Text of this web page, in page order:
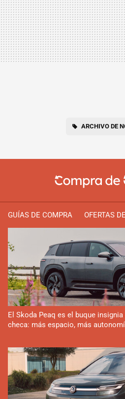
ARCHIVO DE
GUÍAS DE COMPRA OFERTAS
El Skoda Peaq es el buque
checa: más espacio, más